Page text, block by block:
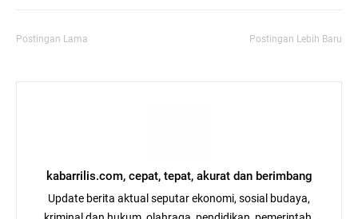
Postingan Lama Postingan Lebih Baru
kabarrilis.com, cepat, tepat, akurat dan berimbang
Update berita aktual seputar ekonomi, sosial budaya,
kriminal dan hukum, olahraga, pendidikan, pemerintah,